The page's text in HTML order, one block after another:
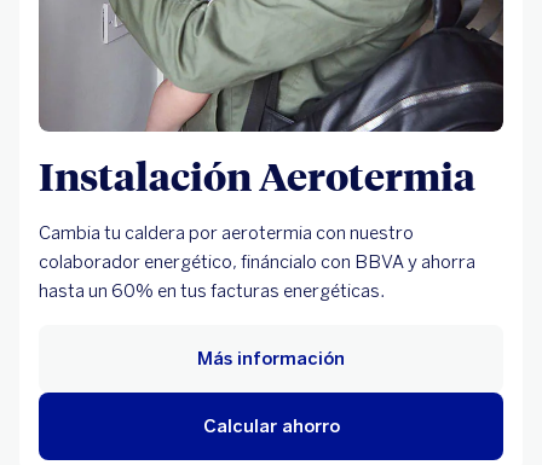
Instalación Aerotermia
Cambia tu caldera por aerotermia con nuestro
colaborador energético, fináncialo con BBVA y ahorra
hasta un 60% en tus facturas energéticas.
Calcular ahorro
Más información